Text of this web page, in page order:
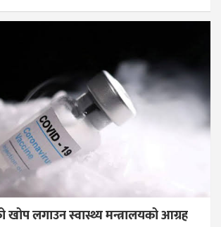
खोप लगाउन स्वास्थ्य मन्त्रालयको आग्रह